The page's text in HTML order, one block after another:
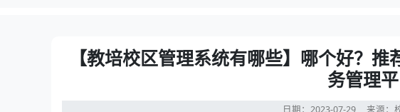
资讯详情：【教培校区管理系统有哪些】哪个好？推
【教培校区管理系统有哪些】哪个好？
务管理
日期：2023-07-29 来源：